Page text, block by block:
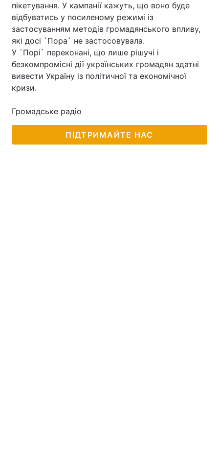
пікетування. У кампанії кажуть, що воно буде
відбуватись у посиленому режимі із
застосуванням методів громадянського впливу,
які досі `Пора` не застосовувала.
У `Порі` переконані, що лише рішучі і
безкомпромісні дії українських громадян здатні
вивести Україну із політичної та економічної
кризи.
Громадське радіо
ПІДТРИМАЙТЕ НАС